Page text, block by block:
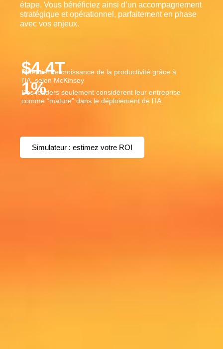
étape. Vous bénéficiez ainsi d’un accompagnement
stratégique et opérationnel, parfaitement en phase
avec vos enjeux.
Potentiel de croissance de la productivité grâce à
l’IA, selon McKinsey
$4.4T
Des leaders seulement considèrent leur entreprise
comme “mature” dans le déploiement de l’IA
1%
Simulateur : estimez votre ROI